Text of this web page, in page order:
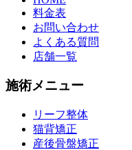
料金表
お問い合わせ
よくある質問
店舗一覧
施術メニュー
リーフ整体
猫背矯正
産後骨盤矯正